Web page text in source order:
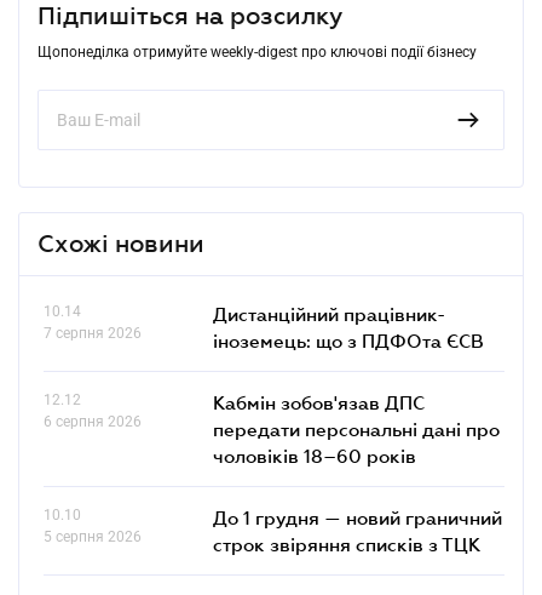
Підпишіться на розсилку
Щопонеділка отримуйте weekly-digest про ключові події бізнесу
Схожі новини
10.14
7 серпня 2026
Дистанційний працівник-
іноземець: що з ПДФОта ЄСВ
12.12
6 серпня 2026
Кабмін зобов'язав ДПС
передати персональні дані про
чоловіків 18–60 років
10.10
5 серпня 2026
До 1 грудня — новий граничний
строк звіряння списків з ТЦК